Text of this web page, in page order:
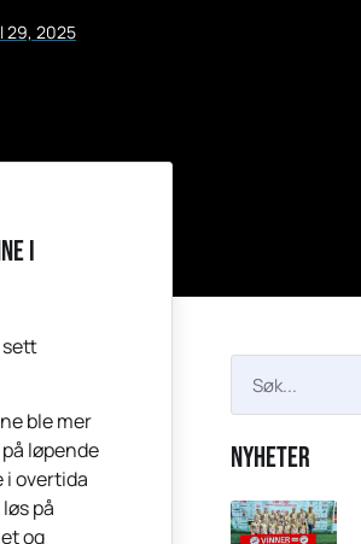
29, 2025
i
sett
ble mer
løpende
i overtida
på
og
Nyheter